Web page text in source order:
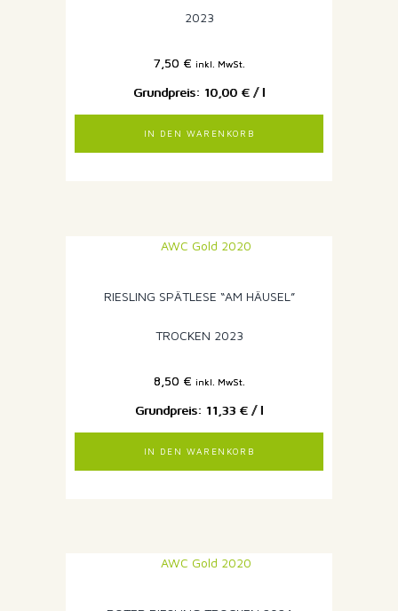
2023
7,50 € inkl. MwSt.
10,00 € /l
IN DEN WARENKORB
RIESLING SPÄTLESE “AM HÄUSEL”
TROCKEN 2023
8,50 € inkl. MwSt.
11,33 € /l
IN DEN WARENKORB